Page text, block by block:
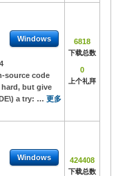
Windows
source code
but give
a try: … 更多
6818
下载总数
0
上个礼拜
Windows 424408
下载总数